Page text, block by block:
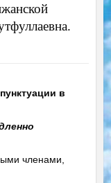
в
членами,